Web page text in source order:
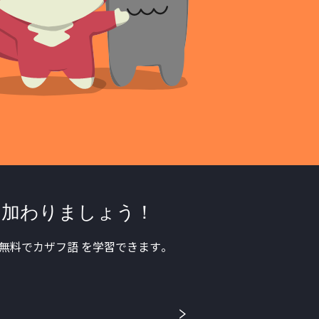
わりましょう！
でカザフ語 を学習できます。